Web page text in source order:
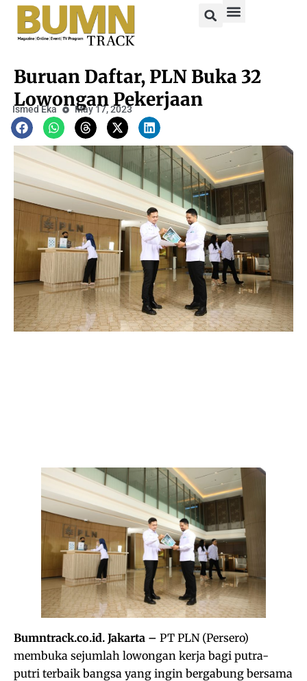
Buruan Daftar, PLN Buka 32
Lowongan Pekerjaan
Ismed Eka May 17, 2023
Bumntrack.co.id. Jakarta – PT PLN (Persero)
membuka sejumlah lowongan kerja bagi putra-
putri terbaik bangsa yang ingin bergabung bersama